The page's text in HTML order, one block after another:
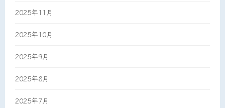
2025年11月
2025年10月
2025年9月
2025年8月
2025年7月